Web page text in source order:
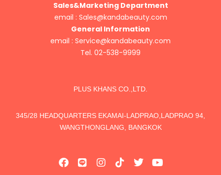
Sales&Marketing Department
email : Sales@kandabeauty.com
General Information
email : Service@kandabeauty.com
Tel. 02-538-9999
PLUS KHANS CO.,LTD.
345/28 HEADQUARTERS EKAMAI-LADPRAO,LADPRAO 94,
WANGTHONGLANG, BANGKOK